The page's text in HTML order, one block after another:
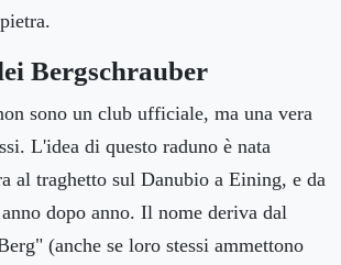
Bergschrauber
sono un club ufficiale, ma una vera
L'idea di questo raduno è nata
al traghetto sul Danubio a Eining, e da
dopo anno. Il nome deriva dal
(anche se loro stessi ammettono